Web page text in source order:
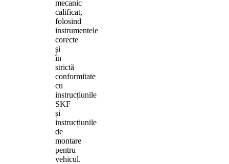
mecanic
calificat,
folosind
instrumentele
corecte
și
în
strictă
conformitate
cu
instrucțiunile
SKF
și
instrucțiunile
de
montare
pentru
vehicul.